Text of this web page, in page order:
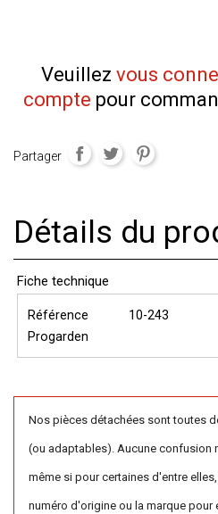
Veuillez vous
compte pour
Partager
Détails du
Fiche technique
Référence
Progarden
10-243
Nos pièces détachées sont toutes
(ou adaptables). Aucune confusion
même si pour certaines d'entre
numéro d'origine ou la marque